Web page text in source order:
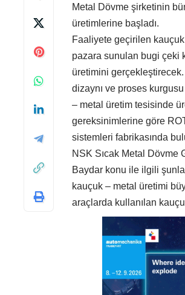
Metal Dövme şirketinin
üretimlerine başladı.
Faaliyete geçirilen
pazara sunulan bugi çeki
üretimini
dizaynı ve proses
– metal üretim tesisinde
gereksinimlerine göre
sistemleri fabrikasında
NSK Sıcak Metal Dövme
Baydar konu ile ilgili
kauçuk – metal üretimi
araçlarda kullanılan